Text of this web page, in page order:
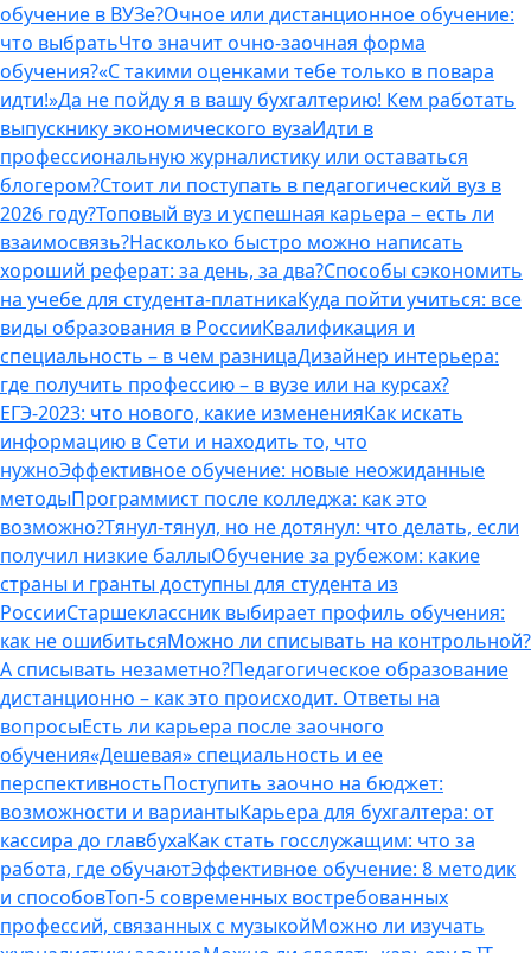
обучение в ВУЗе?Очное или дистанционное обучение:
что выбратьЧто значит очно-заочная форма
обучения?«С такими оценками тебе только в повара
идти!»Да не пойду я в вашу бухгалтерию! Кем работать
выпускнику экономического вузаИдти в
профессиональную журналистику или оставаться
блогером?Стоит ли поступать в педагогический вуз в
2026 году?Топовый вуз и успешная карьера – есть ли
взаимосвязь?Насколько быстро можно написать
хороший реферат: за день, за два?Способы сэкономить
на учебе для студента-платникаКуда пойти учиться: все
виды образования в РоссииКвалификация и
специальность – в чем разницаДизайнер интерьера:
где получить профессию – в вузе или на курсах?
ЕГЭ-2023: что нового, какие измененияКак искать
информацию в Сети и находить то, что
нужноЭффективное обучение: новые неожиданные
методыПрограммист после колледжа: как это
возможно?Тянул-тянул, но не дотянул: что делать, если
получил низкие баллыОбучение за рубежом: какие
страны и гранты доступны для студента из
РоссииСтаршеклассник выбирает профиль обучения:
как не ошибитьсяМожно ли списывать на контрольной?
А списывать незаметно?Педагогическое образование
дистанционно – как это происходит. Ответы на
вопросыЕсть ли карьера после заочного
обучения«Дешевая» специальность и ее
перспективностьПоступить заочно на бюджет:
возможности и вариантыКарьера для бухгалтера: от
кассира до главбухаКак стать госслужащим: что за
работа, где обучаютЭффективное обучение: 8 методик
и способовТоп-5 современных востребованных
профессий, связанных с музыкойМожно ли изучать